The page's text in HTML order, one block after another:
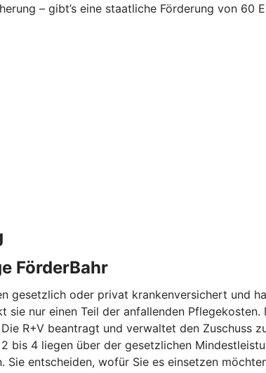
– gibt’s eine staatliche Förderung von 60
FörderBahr
gesetzlich oder privat krankenversichert und
nur einen Teil der anfallenden
R+V beantragt und verwaltet den Zuschuss
bis 4 liegen über der gesetzlichen
entscheiden, wofür Sie es einsetzen